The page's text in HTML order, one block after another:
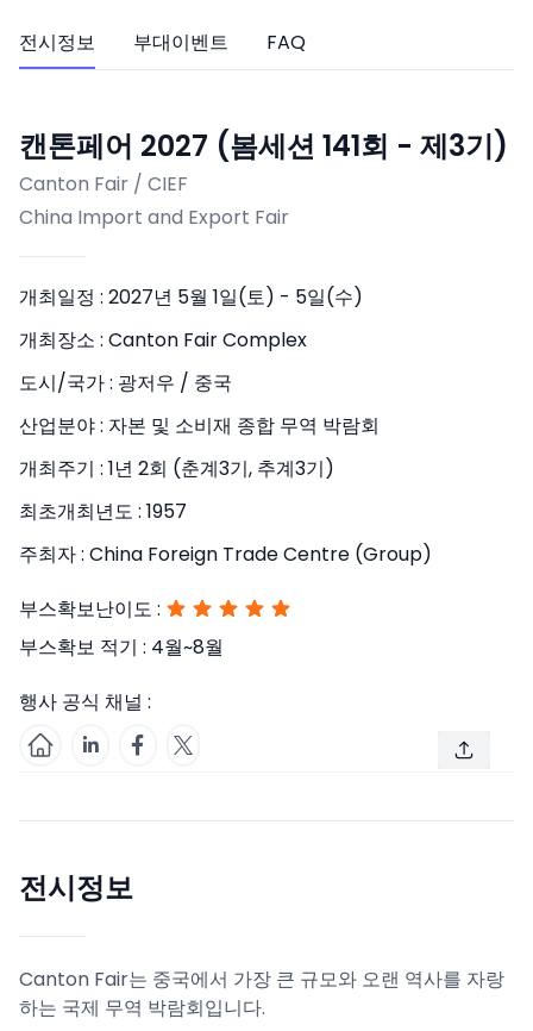
전시정보 부대이벤트 FAQ
캔톤페어 2027 (봄세션 141회 - 제3기)
Canton Fair / CIEF
China Import and Export Fair
개최일정 : 2027년 5월 1일(토) - 5일(수)
개최장소 : Canton Fair Complex
도시/국가 : 광저우 / 중국
산업분야 : 자본 및 소비재 종합 무역 박람회
개최주기 : 1년 2회 (춘계3기, 추계3기)
최초개최년도 : 1957
주최자 : China Foreign Trade Centre (Group)
부스확보난이도 :
부스확보 적기 : 4월~8월
행사 공식 채널 :
전시정보
Canton Fair는 중국에서 가장 큰 규모와 오랜 역사를 자랑
하는 국제 무역 박람회입니다.